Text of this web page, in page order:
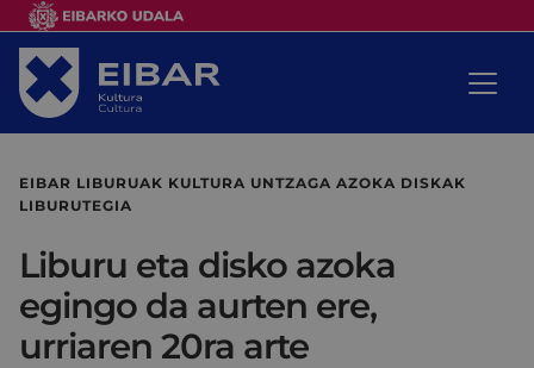
EIBAR LIBURUAK KULTURA UNTZAGA AZOKA DISKAK
LIBURUTEGIA
Liburu eta disko azoka
egingo da aurten ere,
urriaren 20ra arte